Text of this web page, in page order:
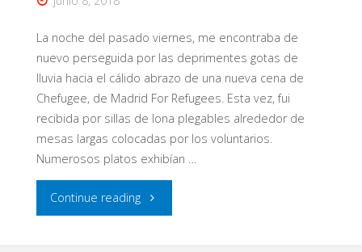
La noche del pasado viernes, me encontraba de
nuevo perseguida por las deprimentes gotas de
lluvia hacia el cálido abrazo de una nueva cena de
Chefugee, de Madrid For Refugees. Esta vez, fui
recibida por sillas de lona plegables alrededor de
mesas largas colocadas por los voluntarios.
Numerosos platos exhibían …
Continue reading"Nuevo